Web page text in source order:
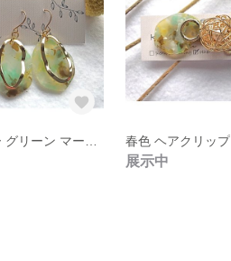
春色 ヘアクリップ
展示中